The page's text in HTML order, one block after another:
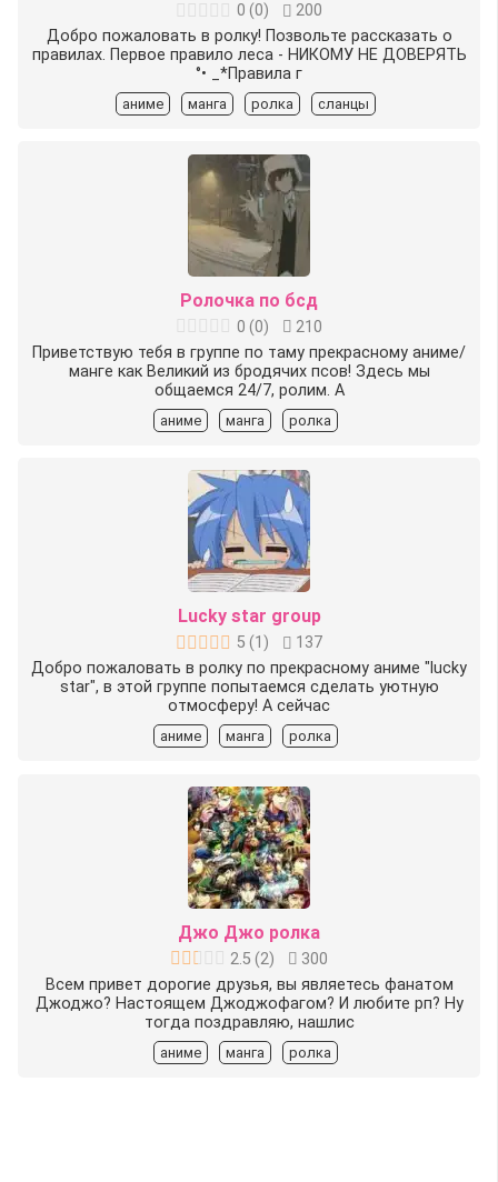
0 (0)
200
Добро пожаловать в ролку! Позвольте рассказать о
правилах. Первое правило леса - НИКОМУ НЕ ДОВЕРЯТЬ
°• _*Правила г
аниме манга ролка сланцы
Ролочка по бсд
0 (0)
210
Приветствую тебя в группе по таму прекрасному аниме/
манге как Великий из бродячих псов! Здесь мы
общаемся 24/7, ролим. А
аниме манга ролка
Lucky star group
5 (1 )
137
Добро пожаловать в ролку по прекрасному аниме "lucky
star", в этой группе попытаемся сделать уютную
отмосферу! А сейчас
аниме манга ролка
Джо Джо ролка
2.5 (2)
300
Всем привет дорогие друзья, вы являетесь фанатом
Джоджо? Настоящем Джоджофагом? И любите рп? Ну
тогда поздравляю, нашлис
аниме манга ролка